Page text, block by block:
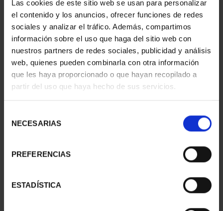
Las cookies de este sitio web se usan para personalizar
el contenido y los anuncios, ofrecer funciones de redes
sociales y analizar el tráfico. Además, compartimos
información sobre el uso que haga del sitio web con
nuestros partners de redes sociales, publicidad y análisis
web, quienes pueden combinarla con otra información
que les haya proporcionado o que hayan recopilado a
partir del uso que haya hecho de sus servicios.
NECESARIAS
PREFERENCIAS
ESTADÍSTICA
CAPITALES ESPAÑOLAS
- SANTANDER
73,00 €
CAPITALES ESPAÑOLAS
- ÁVILA
73,00 €